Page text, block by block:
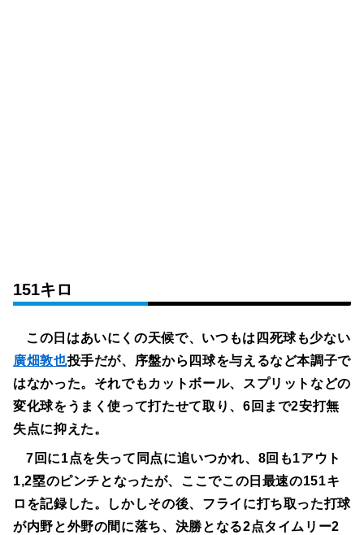
151キロ
この日はあいにくの天候で、いつもは四死球も少ない
廣畑敦也投手だが、序盤から四球を与えるなど本調子で
はなかった。それでもカットボール、スプリットなどの
変化球をうまく使って打たせて取り、6回まで2安打無
失点に抑えた。
7回に1点を失って同点に追いつかれ、8回も1アウト
1,2塁のピンチとなったが、ここでこの日最速の151キ
ロを記録した。しかしその後、フライに打ち取った打球
が内野と外野の間に落ち、決勝となる2点タイムリー2